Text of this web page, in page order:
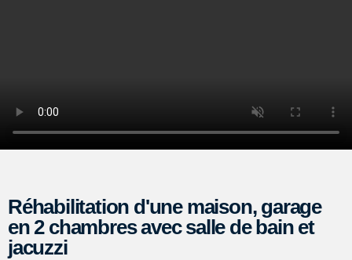
Réhabilitation d'une maison, garage
en 2 chambres avec salle de bain et
jacuzzi